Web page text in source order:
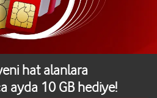
hat alanlara
ayda 10 GB hediye!